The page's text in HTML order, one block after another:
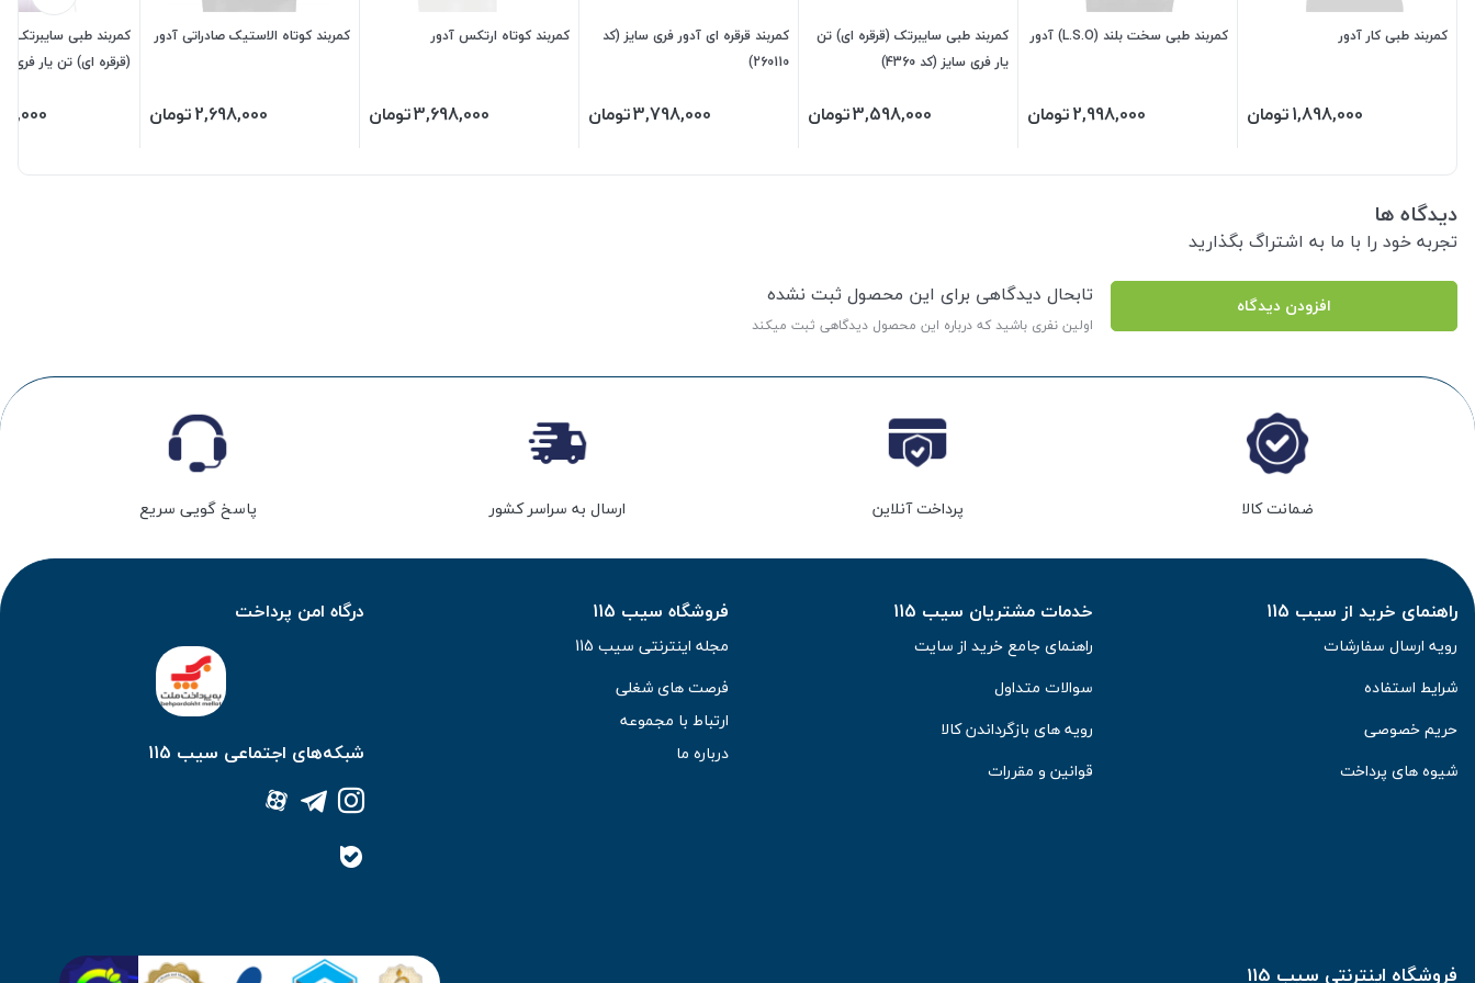
کمربند طبی کار آدور
1,898,000تومان
کمربند طبی سخت بلند (L.S.O) آدور
2,998,000تومان
کمربند طبی سایبرتک (قرقره ای) تن
یار فری سایز (کد 4360)
3,598,000تومان
کمربند قرقره ای آدور فری سایز (کد
260110)
3,798,000تومان
کمربند کوتاه ارتکس آدور
3,698,000تومان
کمربند کوتاه الاستیک صادراتی آدور
2,698,000تومان
کمربند طبی سایبرتک
(قرقره ای) تن یار فری
دیدگاه ها
تجربه خود را با ما به اشتراگ بگذارید
افزودن دیدگاه تابحال دیدگاهی برای این محصول ثبت نشده
اولین نفری باشید که درباره این محصول دیدگاهی ثبت میکند
ضمانت کالا پرداخت آنلاین ارسال به سراسر کشور پاسخ گویی سریع
راهنمای خرید از سیب 115
رویه ارسال سفارشات
شرایط استفاده
حریم خصوصی
شیوه های پرداخت
خدمات مشتریان سیب 115
راهنمای جامع خرید از سایت
سوالات متداول
رویه های بازگرداندن کالا
قوانین و مقررات
فروشگاه سیب 115
مجله اینترنتی سیب 115
فرصت های شغلی
ارتباط با مجموعه
درباره ما
درگاه امن پرداخت
شبکه‌های اجتماعی سیب 115
فروشگاه اینترنتی سیب 115